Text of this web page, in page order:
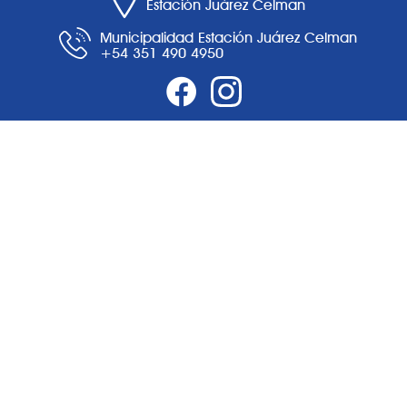
Estación Juárez Celman
Municipalidad Estación Juárez Celman
+54 351 490 4950